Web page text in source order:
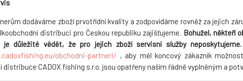
dodáváme zboží prvotřídní kvality a zodpovídáme rovněž za jejich
distribuci pro Českou republiku zajišťujeme. Bohužel, někteří
důležité vědět, že pro jejich zboží servisní služby neposkytujeme.
obchodni-partneri/ , aby měl koncový zákazník
distribuce CADOX fishing s.r.o. jsou opatřeny naším řádně vyplněným a